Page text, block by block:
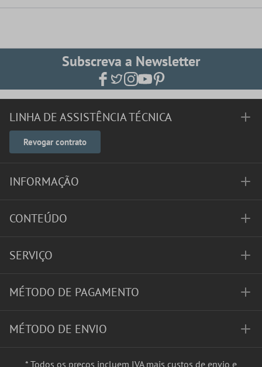
Subscreva a Newsletter
LINHA DE ASSISTÊNCIA TÉCNICA
Revogar contrato
INFORMAÇÃO
CONTEÚDO
SERVIÇO
MÉTODO DE PAGAMENTO
MÉTODO DE ENVIO
* Todos os preços incluem IVA mais custos de envio e